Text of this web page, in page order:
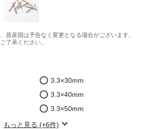
原産国は予告なく変更となる場合がございます。
了承ください。
3.3×30mm
3.3×40mm
3.3×50mm
もっと見る (+6件)